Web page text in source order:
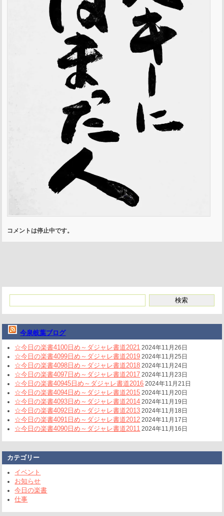
コメントは停止中です。
今泉岐葉ブログ
☆今日の楽書4100日め～ダジャレ書道2021 2024年11月26日
☆今日の楽書4099日め～ダジャレ書道2019 2024年11月25日
☆今日の楽書4098日め～ダジャレ書道2018 2024年11月24日
☆今日の楽書4097日め～ダジャレ書道2017 2024年11月23日
☆今日の楽書40945日め～ダジャレ書道2016 2024年11月21日
☆今日の楽書4094日め～ダジャレ書道2015 2024年11月20日
☆今日の楽書4093日め～ダジャレ書道2014 2024年11月19日
☆今日の楽書4092日め～ダジャレ書道2013 2024年11月18日
☆今日の楽書4091日め～ダジャレ書道2012 2024年11月17日
☆今日の楽書4090日め～ダジャレ書道2011 2024年11月16日
カテゴリー
イベント
お知らせ
今日の楽書
仕事